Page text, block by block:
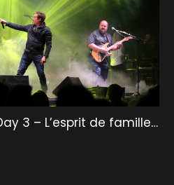
3 – L’esprit de famille…